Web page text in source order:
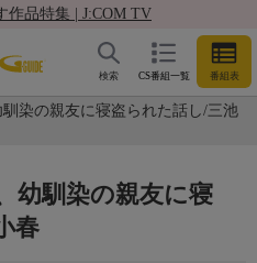
作品特集 | J:COM TV
CS番組一覧 番組表
検索
染の親友に寝盗られた話し/三池
幼馴染の親友に寝
春